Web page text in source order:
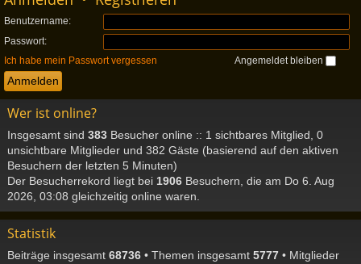
Benutzername:
Passwort:
Ich habe mein Passwort vergessen
Angemeldet bleiben
Wer ist online?
Insgesamt sind 383 Besucher online :: 1 sichtbares Mitglied, 0
unsichtbare Mitglieder und 382 Gäste (basierend auf den aktiven
Besuchern der letzten 5 Minuten)
Der Besucherrekord liegt bei 1906 Besuchern, die am Do 6. Aug
2026, 03:08 gleichzeitig online waren.
Statistik
Beiträge insgesamt 68736 • Themen insgesamt 5777 • Mitglieder